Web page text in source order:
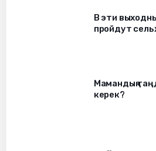
В эти
пройдут
Мамандық
керек?